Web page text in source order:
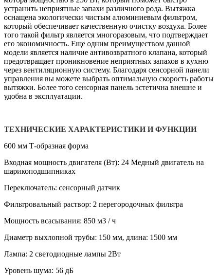
устранить неприятные запахи различного рода. Вытяжка
оснащена экологически чистым алюминиевым фильтром,
который обеспечивает качественную очистку воздуха. Более
того такой фильтр является многоразовым, что подтверждает
его экономичность. Еще одним преимуществом данной
модели является наличие антивозвратного клапана, который
предотвращает проникновение неприятных запахов в кухню
через вентиляционную систему. Благодаря сенсорной панели
управления вы можете выбрать оптимальную скорость работы
вытяжки. Более того сенсорная панель эстетична внешне и
удобна в эксплуатации.
ТЕХНИЧЕСКИЕ ХАРАКТЕРИСТИКИ И ФУНКЦИИ
600 мм Т-образная форма
Входная мощность двигателя (Вт): 24 Медный двигатель на
шарикоподшипниках
Переключатель: сенсорный датчик
Фильтровальный раствор: 2 перегородочных фильтра
Мощность всасывания: 850 м3 / ч
Диаметр выхлопной трубы: 150 мм, длина: 1500 мм
Лампа: 2 светодиодные лампы 2Вт
Уровень шума: 56 дБ